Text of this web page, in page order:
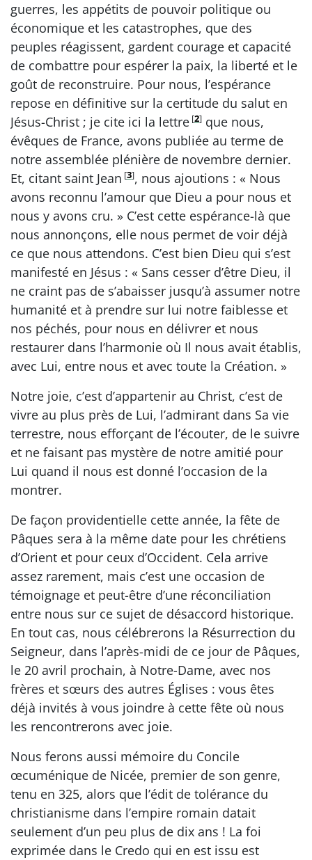
guerres, les appétits de pouvoir politique ou
économique et les catastrophes, que des
peuples réagissent, gardent courage et capacité
de combattre pour espérer la paix, la liberté et le
goût de reconstruire. Pour nous, l’espérance
repose en définitive sur la certitude du salut en
Jésus-Christ ; je cite ici la lettre [2] que nous,
évêques de France, avons publiée au terme de
notre assemblée plénière de novembre dernier.
Et, citant saint Jean [3], nous ajoutions : « Nous
avons reconnu l’amour que Dieu a pour nous et
nous y avons cru. » C’est cette espérance-là que
nous annonçons, elle nous permet de voir déjà
ce que nous attendons. C’est bien Dieu qui s’est
manifesté en Jésus : « Sans cesser d’être Dieu, il
ne craint pas de s’abaisser jusqu’à assumer notre
humanité et à prendre sur lui notre faiblesse et
nos péchés, pour nous en délivrer et nous
restaurer dans l’harmonie où Il nous avait établis,
avec Lui, entre nous et avec toute la Création. »
Notre joie, c’est d’appartenir au Christ, c’est de
vivre au plus près de Lui, l’admirant dans Sa vie
terrestre, nous efforçant de l’écouter, de le suivre
et ne faisant pas mystère de notre amitié pour
Lui quand il nous est donné l’occasion de la
montrer.
De façon providentielle cette année, la fête de
Pâques sera à la même date pour les chrétiens
d’Orient et pour ceux d’Occident. Cela arrive
assez rarement, mais c’est une occasion de
témoignage et peut-être d’une réconciliation
entre nous sur ce sujet de désaccord historique.
En tout cas, nous célébrerons la Résurrection du
Seigneur, dans l’après-midi de ce jour de Pâques,
le 20 avril prochain, à Notre-Dame, avec nos
frères et sœurs des autres Églises : vous êtes
déjà invités à vous joindre à cette fête où nous
les rencontrerons avec joie.
Nous ferons aussi mémoire du Concile
œcuménique de Nicée, premier de son genre,
tenu en 325, alors que l’édit de tolérance du
christianisme dans l’empire romain datait
seulement d’un peu plus de dix ans ! La foi
exprimée dans le Credo qui en est issu est